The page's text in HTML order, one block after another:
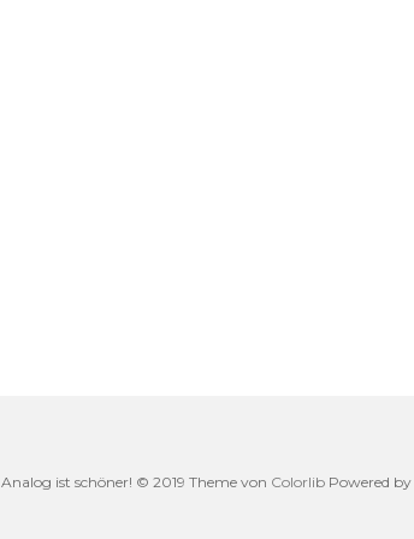
Analog ist schöner! © 2019 Theme von ColorlibPowered by